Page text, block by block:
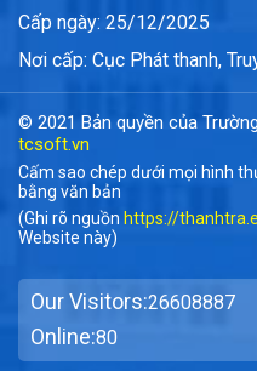
Cấp ngày: 25/12/2025
Nơi cấp: Cục Phát thanh,
© 2021 Bản quyền của
tcsoft.vn
Cấm sao chép dưới mọi hình
bằng văn bản
(Ghi rõ nguồn https://
Website này)
Our Visitors:26608887
Online:80